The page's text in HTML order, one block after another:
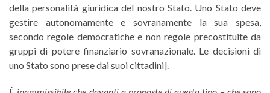
della personalità giuridica del nostro Stato. Uno Stato deve
gestire autonomamente e sovranamente la sua spesa,
secondo regole democratiche e non regole precostituite da
gruppi di potere finanziario sovranazionale. Le decisioni di
uno Stato sono prese dai suoi cittadini].